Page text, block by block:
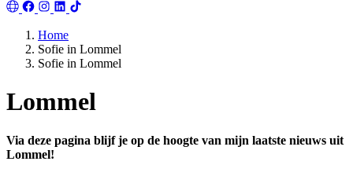
Home
Sofie in Lommel
Sofie in Lommel
Lommel
Via deze pagina blijf je op de hoogte van mijn laatste nieuws uit
Lommel!